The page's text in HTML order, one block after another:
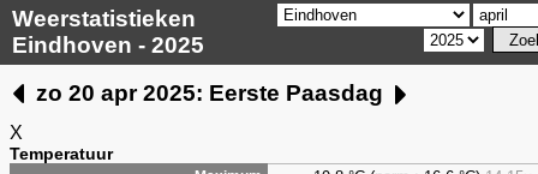
Weerstatistieken
Eindhoven - 2025
zo 20 apr 2025: Eerste Paasdag
X
Temperatuur